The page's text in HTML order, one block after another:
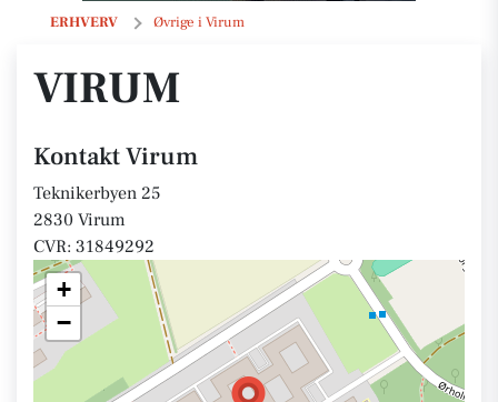
ERHVERV Øvrige i Virum
Virum
VIRUM
Kontakt Virum
Teknikerbyen 25
2830 Virum
CVR: 31849292
+
−